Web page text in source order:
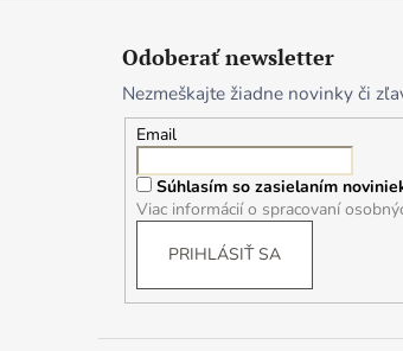
Odoberať newsletter
Nezmeškajte žiadne novinky či
Email
Súhlasím so zasielaním
Viac informácií o spracovaní
PRIHLÁSIŤ SA